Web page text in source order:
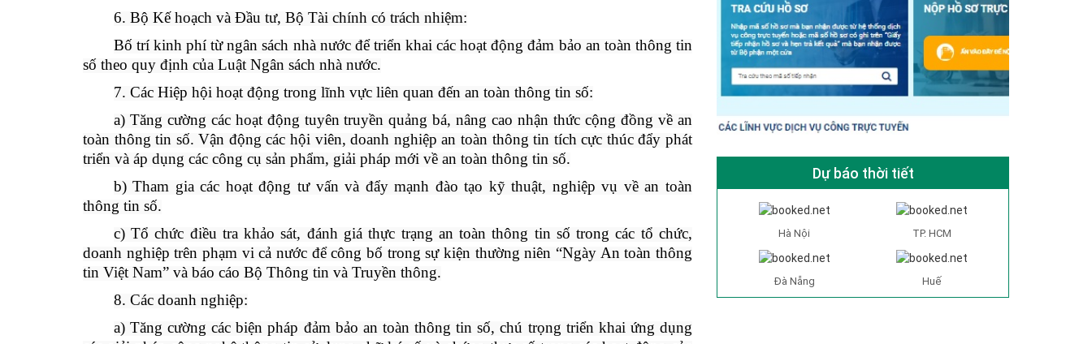
6. Bộ Kế hoạch và Đầu tư, Bộ Tài chính có trách nhiệm:
Bố trí kinh phí từ ngân sách nhà nước để triển khai các hoạt động đảm bảo an toàn thông tin
số theo quy định của Luật Ngân sách nhà nước.
7. Các Hiệp hội hoạt động trong lĩnh vực liên quan đến an toàn thông tin số:
a) Tăng cường các hoạt động tuyên truyền quảng bá, nâng cao nhận thức cộng đồng về an
toàn thông tin số. Vận động các hội viên, doanh nghiệp an toàn thông tin tích cực thúc đẩy phát
triển và áp dụng các công cụ sản phẩm, giải pháp mới về an toàn thông tin số.
b) Tham gia các hoạt động tư vấn và đẩy mạnh đào tạo kỹ thuật, nghiệp vụ về an toàn
thông tin số.
c) Tổ chức điều tra khảo sát, đánh giá thực trạng an toàn thông tin số trong các tổ chức,
doanh nghiệp trên phạm vi cả nước để công bố trong sự kiện thường niên “Ngày An toàn thông
tin Việt Nam” và báo cáo Bộ Thông tin và Truyền thông.
8. Các doanh nghiệp:
a) Tăng cường các biện pháp đảm bảo an toàn thông tin số, chú trọng triển khai ứng dụng
Dự báo thời tiết
Hà Nội TP. HCM
Đà Nẵng Huế